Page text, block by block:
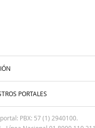
PORTALES
PBX: 57 (1) 2940100.